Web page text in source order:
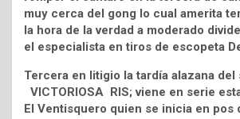
muy cerca del gong lo cual amerita
la hora de la verdad a moderado
el especialista en tiros de escopeta
Tercera en litigio la tardía alazana del
VICTORIOSA RIS; viene en serie
El Ventisquero quien se inicia en pos